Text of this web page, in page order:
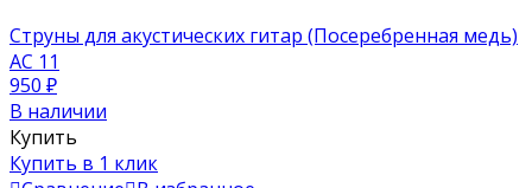
Струны для акустических гитар (Посеребренная медь)
AC 11
950 ₽
В наличии
Купить
Купить в 1 клик